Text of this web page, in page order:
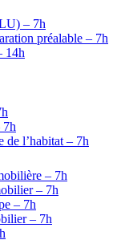
– 7h
préalable – 7h
14h
7h
de l’habitat – 7h
– 7h
– 7h
– 7h
– 7h